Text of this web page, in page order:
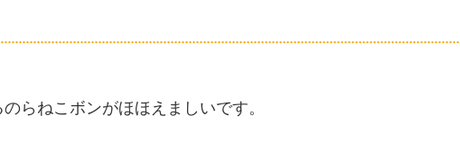
らねこボンがほほえましいです。